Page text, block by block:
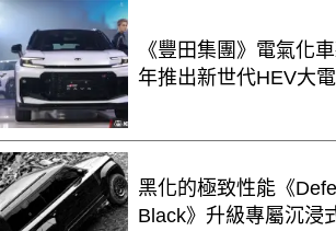
《豐田集團》電氣化
年推出新世代HEV大
黑化的極致性能《
Black》升級專屬沉浸